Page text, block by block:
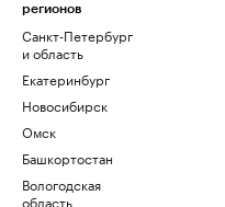
регионов
Санкт-Петербург
и область
Екатеринбург
Новосибирск
Омск
Башкортостан
Вологодская
область